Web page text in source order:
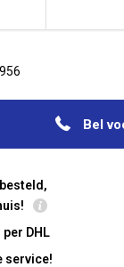
Bel
DHL
service!